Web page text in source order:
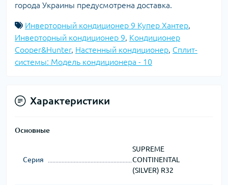
города Украины предусмотрена доставка.
Инверторный кондиционер 9 Купер Хантер
Инверторный кондиционер 9 Кондиционер
Cooper&Hunter, Настенный кондиционер Сплит-
системы: Модель кондиционера - 10
Характеристики
Основные
Серия
SUPREME
CONTINENTAL
(SILVER) R32